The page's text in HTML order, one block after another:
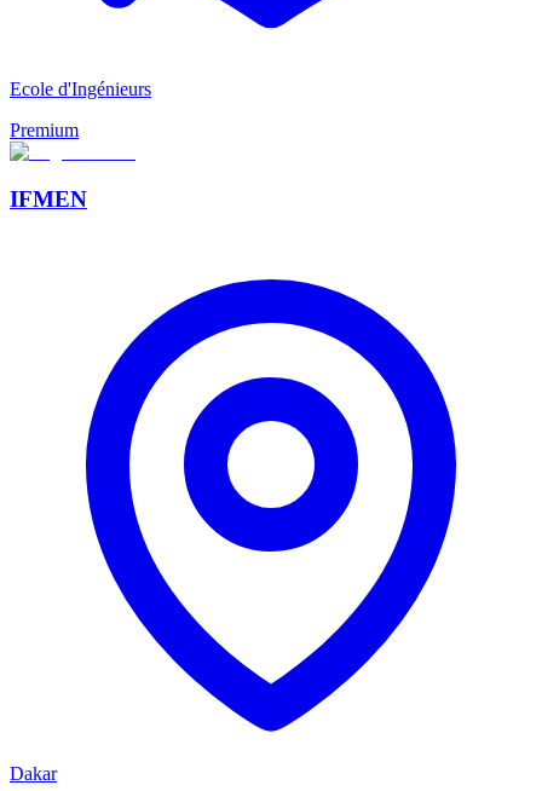
Ecole d'Ingénieurs
Premium
IFMEN
Dakar